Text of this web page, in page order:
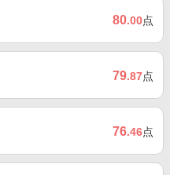
80.00点
79.87点
76.46点